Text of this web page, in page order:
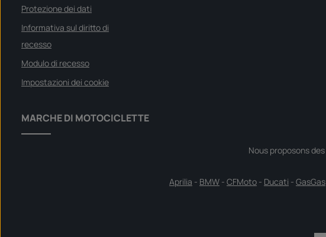
Protezione dei dati
Informativa sul diritto di
recesso
Modulo di recesso
Impostazioni dei cookie
MARCHE DI MOTOCICLETTE
Nous proposons des
Aprilia - BMW - CFMoto - Ducati - GasGas